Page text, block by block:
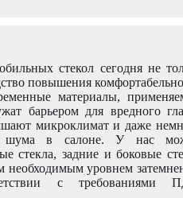
стекол сегодня не
повышения
материалы,
барьером для вредного
микроклимат и даже
шума в салоне. У нас
стекла, задние и боковые
необходимым уровнем
с требованиями